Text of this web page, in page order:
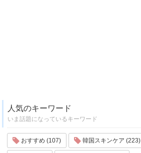
人気のキーワード
いま話題になっているキーワード
おすすめ (107) 韓国スキンケア (223)